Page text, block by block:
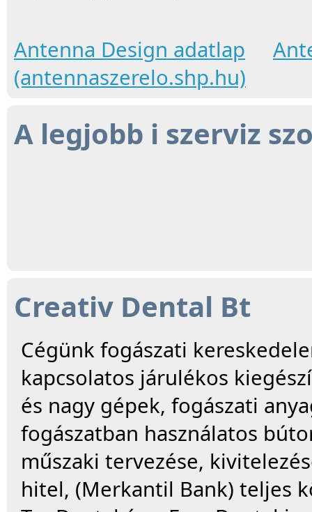
Antenna Design adatlap
(antennaszerelo.shp.hu)
A legjobb i szerviz
Creativ Dental Bt
Cégünk fogászati
kapcsolatos járulékos
és nagy gépek, fogászati
fogászatban használatos
műszaki tervezése,
hitel, (Merkantil Bank) teljes